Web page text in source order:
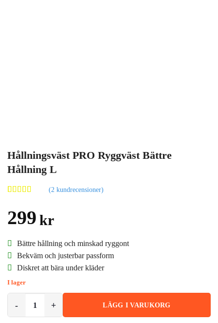
Hållningsväst PRO Ryggväst Bättre
Hållning L
baserat på
kundrecensioner
(2 kundrecensioner)
299 kr
Bättre hållning och minskad ryggont
Bekväm och justerbar passform
Diskret att bära under kläder
I lager
LÄGG I VARUKORG